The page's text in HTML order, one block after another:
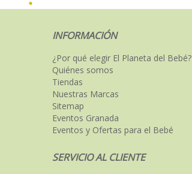
INFORMACIÓN
¿Por qué elegir El Planeta del Bebé?
Quiénes somos
Tiendas
Nuestras Marcas
Sitemap
Eventos Granada
Eventos y Ofertas para el Bebé
SERVICIO AL CLIENTE